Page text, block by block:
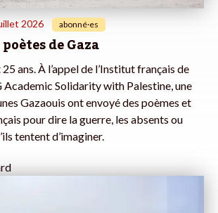
2026 abonné·es
de Gaza
ans. À l’appel de l’Institut français de
Academic Solidarity with Palestine, une
Gazaouis ont envoyé des poèmes et
pour dire la guerre, les absents ou
tentent d’imaginer.